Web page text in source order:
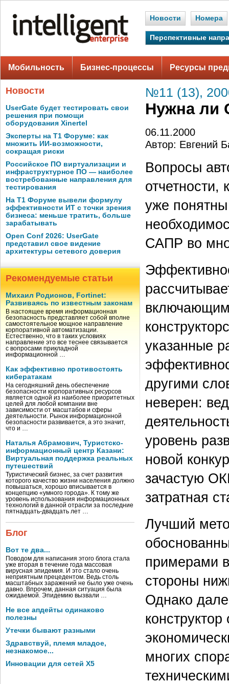
Новости Номера
Перспективные
Мобильность Бизнес-процессы Ресурсы
Новости
UserGate будет тестировать свои
решения при помощи
оборудования Xinertel
Эксперты на Т1 Форуме: как
множить ИИ-возможности,
сокращая риски
Российское ПО виртуализации и
инфраструктурное ПО — наиболее
востребованные направления для
тестирования
На Т1 Форуме вывели формулу
эффективности ИТ с точки зрения
бизнеса: меньше тратить, больше
зарабатывать
Open Conf 2026: UserGate
представил свое видение
архитектуры сетевого доверия
Рекомендуемые статьи
Михаил Родионов, Fortinet:
Развиваясь по известным законам
В настоящее время информационная
безопасность представляет собой вполне
самостоятельное мощное направление
корпоративной автоматизации.
Естественно, что в таких условиях
направление это все теснее связывается
с вопросами прикладной
информационной …
Как эффективно противостоять
кибератакам
На сегодняшний день обеспечение
безопасности корпоративных ресурсов
является одной из наиболее приоритетных
целей для любой компании вне
зависимости от масштабов и сферы
деятельности. Рынок информационной
безопасности развивается, а это значит,
что и …
Наталья Абрамович, Туристско-
информационный центр Казани:
Виртуальная поддержка реальных
путешествий
Туристический бизнес, за счет развития
которого качество жизни населения должно
повышаться, хорошо вписывается в
концепцию «умного города». К тому же
уровень использования информационных
технологий в данной отрасли за последние
пятнадцать-двадцать лет …
Блог
Вот те два...
Поводом для написания этого блога стала
уже вторая в течение года массовая
вирусная эпидемия. И это стало очень
неприятным прецедентом. Ведь столь
масштабных заражений не было уже очень
давно. Впрочем, данная ситуация была
ожидаемой. Эпидемию вызвали …
Не все апдейты одинаково
полезны
Утечки бывают разными
Здравствуй, племя младое,
незнакомое...
Инновации для сетей X5
№11 (13),
Нужна ли
06.11.2000
Автор: Евгений
Вопросы
отчетности,
уже
САПР во
включающим
указанные
другими
неверен:
уровень
новой
зачастую
затратная
Лучший
примерами
стороны
Однако
многих